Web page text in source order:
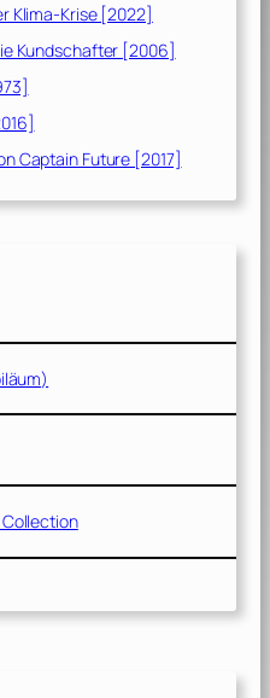
Klima-Krise [2022]
Kundschafter [2006]
Captain Future [2017]
Collection